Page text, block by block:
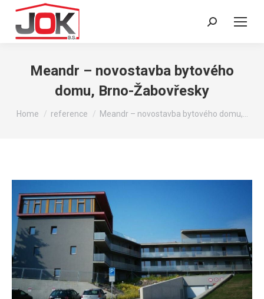
Search:
Meandr – novostavba bytového
domu, Brno-Žabovřesky
You are here:
Home reference Meandr – novostavba bytového domu,…